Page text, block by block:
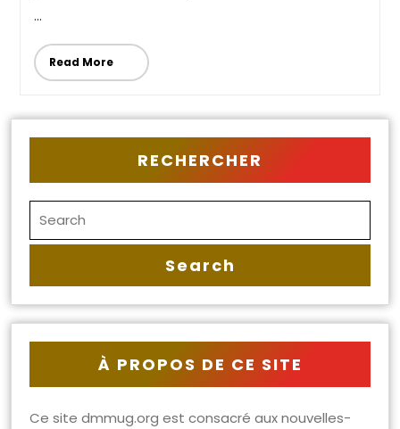
...
Read More
RECHERCHER
À PROPOS DE CE SITE
Ce site dmmug.org est consacré aux nouvelles-